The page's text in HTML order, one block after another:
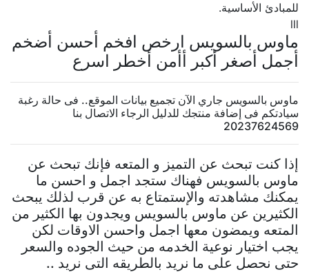
للمبادئ الأساسية.
ماوس بالسويس ارخص افخم أحسن أضخم
أجمل أصغر أكبر أأمن أخطر اسرع
ماوس بالسويس جاري الآن تجميع بيانات الموقع.. فى حالة رغبة
سيادتكم فى إضافة منتجك للدليل الرجاء الاتصال بنا
20237624569
إذا كنت تبحث عن التميز و المتعه فإنك تبحث عن
ماوس بالسويس فهناك ستجد اجمل و احسن ما
يمكنك مشاهدته والإستمتاع به عن قرب لذلك يبحث
الكثيرين عن ماوس بالسويس ويجدون بها الكثير من
المتعه ويمضون معها اجمل واحسن الاوقات لكن
يجب اختيار نوعية الخدمه من حيث الجوده والسعر
حتى نحصل على ما نريد بالطريقه التى نريد ..